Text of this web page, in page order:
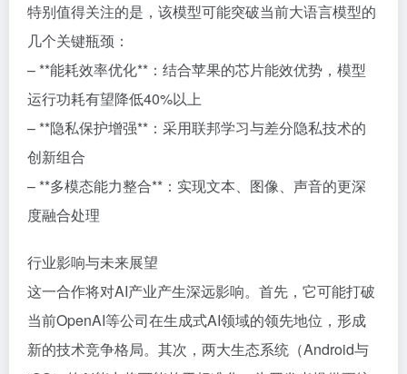
特别值得关注的是，该模型可能突破当前大语言模型的
几个关键瓶颈：
– **能耗效率优化**：结合苹果的芯片能效优势，模型
运行功耗有望降低40%以上
– **隐私保护增强**：采用联邦学习与差分隐私技术的
创新组合
– **多模态能力整合**：实现文本、图像、声音的更深
度融合处理
行业影响与未来展望
这一合作将对AI产业产生深远影响。首先，它可能打破
当前OpenAI等公司在生成式AI领域的领先地位，形成
新的技术竞争格局。其次，两大生态系统（Android与